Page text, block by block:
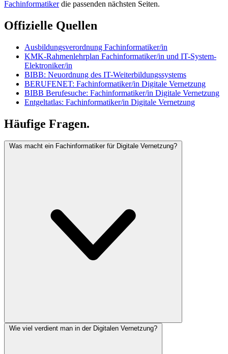
Fachinformatikerdie passenden nächsten Seiten.
Offizielle Quellen
Ausbildungsverordnung Fachinformatiker/in
KMK-Rahmenlehrplan Fachinformatiker/in und IT-System-
Elektroniker/in
BIBB: Neuordnung des IT-Weiterbildungssystems
BERUFENET: Fachinformatiker/in Digitale Vernetzung
BIBB Berufesuche: Fachinformatiker/in Digitale Vernetzung
Entgeltatlas: Fachinformatiker/in Digitale Vernetzung
Häufige Fragen.
Was macht ein Fachinformatiker für Digitale Vernetzung?
Wie viel verdient man in der Digitalen Vernetzung?